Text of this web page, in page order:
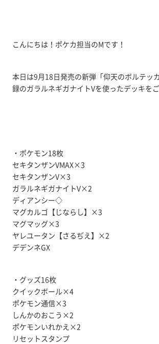
こんにちは！ポケカ担当のMです！
本日は9月18日発売の新弾「仰天のボルテッ
録のガラルネギガナイトVを使ったデッキをご
・ポケモン18枚
セキタンザンVMAX×3
セキタンザンV×3
ガラルネギガナイトV×2
ディアンシー◇
マグカルゴ【じならし】×3
マグマッグ×3
ヤレユータン【さるぢえ】×2
デデンネGX
・グッズ16枚
クイックボール×4
ポケモン通信×3
しんかのおこう×2
ポケモンいれかえ×2
リセットスタンプ